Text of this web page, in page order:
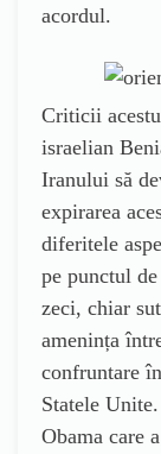
acordul.
Criticii
israelian
Iranului să
expirarea
diferitele
pe punctul
zeci, chiar
amenința
confruntare
Statele
Obama care